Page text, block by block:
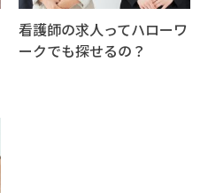
看護師の求人ってハローワ
ークでも探せるの？